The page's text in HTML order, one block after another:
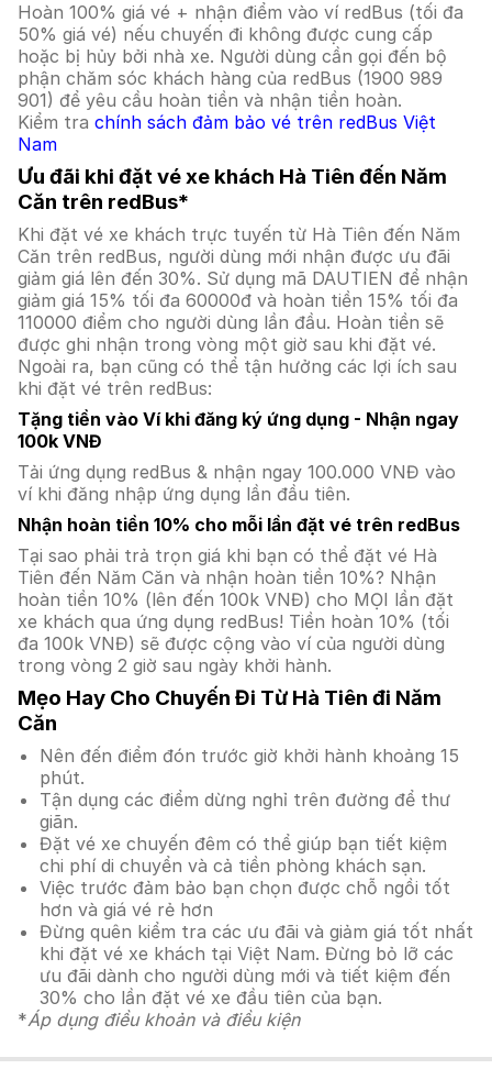
Hoàn 100% giá vé + nhận điểm vào ví redBus (tối đa
50% giá vé) nếu chuyến đi không được cung cấp
hoặc bị hủy bởi nhà xe. Người dùng cần gọi đến bộ
phận chăm sóc khách hàng của redBus (1900 989
901) để yêu cầu hoàn tiền và nhận tiền hoàn.
Kiểm tra chính sách đảm bảo vé trên redBus Việt
Nam
Ưu đãi khi đặt vé xe khách Hà Tiên đến Năm
Căn trên redBus*
Khi đặt vé xe khách trực tuyến từ Hà Tiên đến Năm
Căn trên redBus, người dùng mới nhận được ưu đãi
giảm giá lên đến 30%. Sử dụng mã DAUTIEN để nhận
giảm giá 15% tối đa 60000đ và hoàn tiền 15% tối đa
110000 điểm cho người dùng lần đầu. Hoàn tiền sẽ
được ghi nhận trong vòng một giờ sau khi đặt vé.
Ngoài ra, bạn cũng có thể tận hưởng các lợi ích sau
khi đặt vé trên redBus:
Tặng tiền vào Ví khi đăng ký ứng dụng - Nhận ngay
100k VNĐ
Tải ứng dụng redBus & nhận ngay 100.000 VNĐ vào
ví khi đăng nhập ứng dụng lần đầu tiên.
Nhận hoàn tiền 10% cho mỗi lần đặt vé trên redBus
Tại sao phải trả trọn giá khi bạn có thể đặt vé Hà
Tiên đến Năm Căn và nhận hoàn tiền 10%? Nhận
hoàn tiền 10% (lên đến 100k VNĐ) cho MỌI lần đặt
xe khách qua ứng dụng redBus! Tiền hoàn 10% (tối
đa 100k VNĐ) sẽ được cộng vào ví của người dùng
trong vòng 2 giờ sau ngày khởi hành.
Mẹo Hay Cho Chuyến Đi Từ Hà Tiên đi Năm
Căn
Nên đến điểm đón trước giờ khởi hành khoảng 15
phút.
Tận dụng các điểm dừng nghỉ trên đường để thư
giãn.
Đặt vé xe chuyến đêm có thể giúp bạn tiết kiệm
chi phí di chuyển và cả tiền phòng khách sạn.
Việc trước đảm bảo bạn chọn được chỗ ngồi tốt
hơn và giá vé rẻ hơn
Đừng quên kiểm tra các ưu đãi và giảm giá tốt nhất
khi đặt vé xe khách tại Việt Nam. Đừng bỏ lỡ các
ưu đãi dành cho người dùng mới và tiết kiệm đến
30% cho lần đặt vé xe đầu tiên của bạn.
*Áp dụng điều khoản và điều kiện